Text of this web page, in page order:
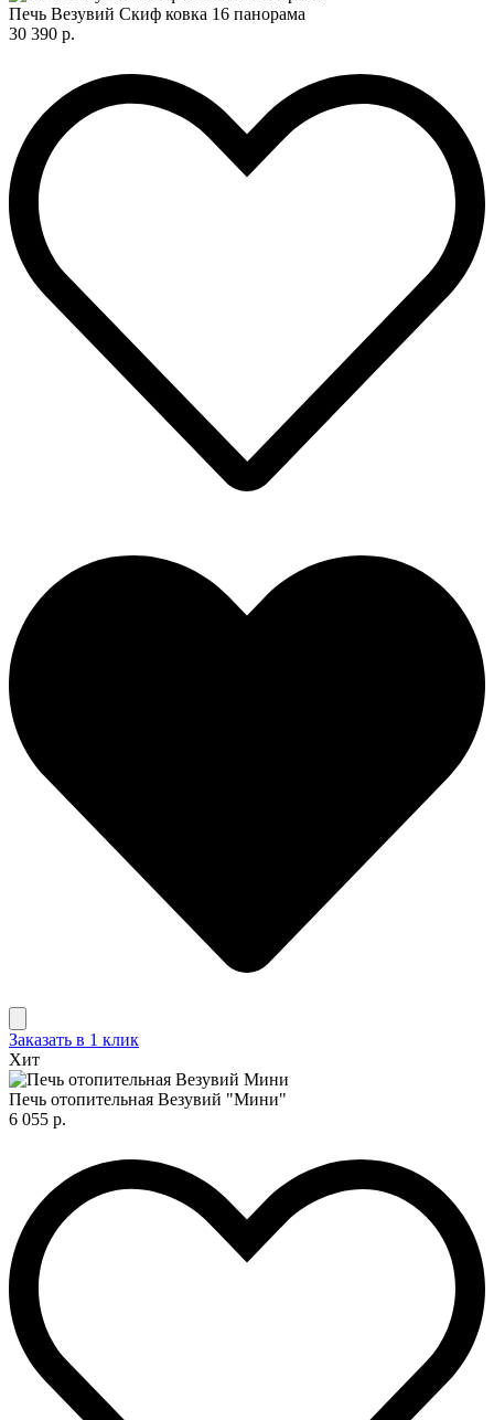
Печь Везувий Скиф ковка 16 панорама
30 390 р.
Заказать в 1 клик
Хит
Печь отопительная Везувий "Мини"
6 055 р.